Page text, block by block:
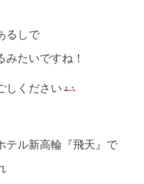
るしで
たいですね！
しください
テル新高輪『飛天』で